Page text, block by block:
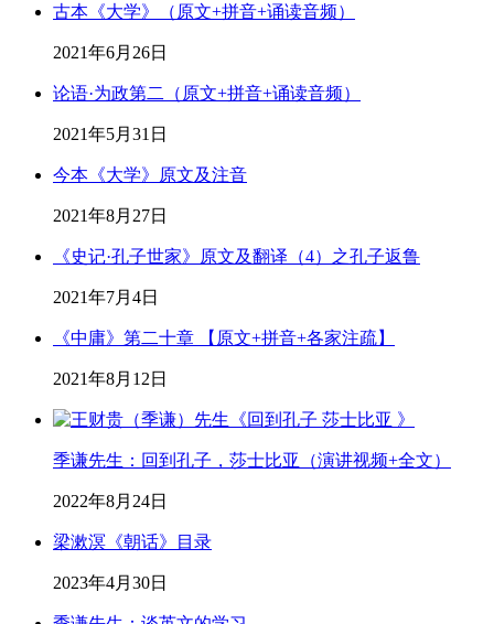
古本《大学》（原文+拼音+诵读音频）
2021年6月26日
论语·为政第二（原文+拼音+诵读音频）
2021年5月31日
今本《大学》原文及注音
2021年8月27日
《史记·孔子世家》原文及翻译（4）之孔子返鲁
2021年7月4日
《中庸》第二十章 【原文+拼音+各家注疏】
2021年8月12日
季谦先生：回到孔子，莎士比亚（演讲视频+全文）
2022年8月24日
梁漱溟《朝话》目录
2023年4月30日